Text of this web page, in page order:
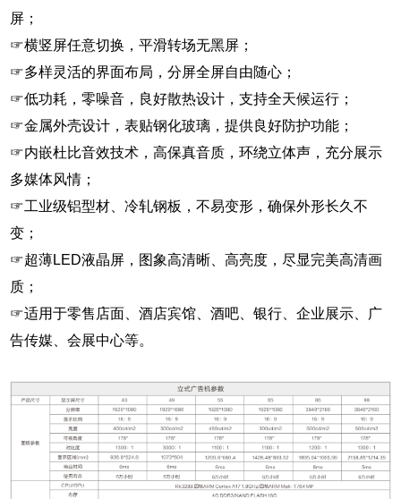
屏；
☞横竖屏任意切换，平滑转场无黑屏；
☞多样灵活的界面布局，分屏全屏自由随心；
☞低功耗，零噪音，良好散热设计，支持全天候运行；
☞金属外壳设计，表贴钢化玻璃，提供良好防护功能；
☞内嵌杜比音效技术，高保真音质，环绕立体声，充分展示
多媒体风情；
☞工业级铝型材、冷轧钢板，不易变形，确保外形长久不
变；
☞超薄LED液晶屏，图象高清晰、高亮度，尽显完美高清画
质；
☞适用于零售店面、酒店宾馆、酒吧、银行、企业展示、广
告传媒、会展中心等。